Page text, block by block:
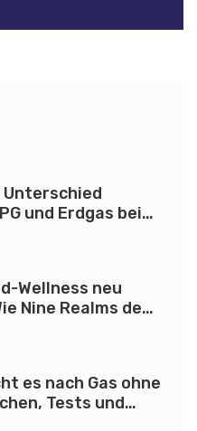
Unterschied
und Erdgas beim
Wellness neu
Nine Realms den
es nach Gas ohne
Tests und